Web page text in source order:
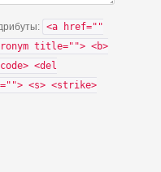
<a href=""
title=""> <b>
<del
<s> <strike>